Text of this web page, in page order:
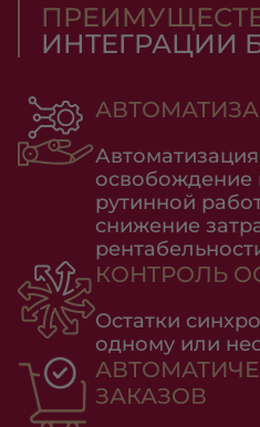
ИНТЕГРАЦИИ
освобождение
рутинной
снижение
КОНТРОЛЬ
Остатки
одному или
ЗАКАЗОВ